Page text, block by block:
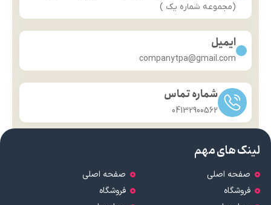
(مجموعه شماره یک )
ایمیل
companytpa@gmail.com
شماره تماس
04132900562
لینک های مهم
صفحه اصلی
فروشگاه
صفحه اصلی
فروشگاه